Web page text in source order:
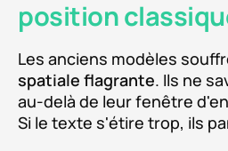
position
Les anciens modèles
spatiale flagrante. Ils ne
au-delà de leur fenêtre
Si le texte s'étire trop, ils